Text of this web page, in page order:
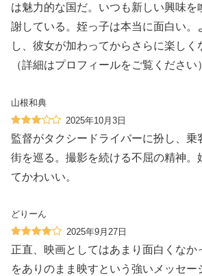
は魅力的な国だ。いつも新しい興味を
謝している。姪っ子は本当に面白い。
し、彼女が加わってからさらに楽しく
（詳細はプロフィールをご覧ください）
山根和典
2025年10月3日
監督がタクシードライバーに扮し、乗
街を巡る。撮影を続ける不屈の精神。
てかわいい。
どりーん
2025年9月27日
正直、映画としてはあまり面白くなか
をありのまま映すという強いメッセー